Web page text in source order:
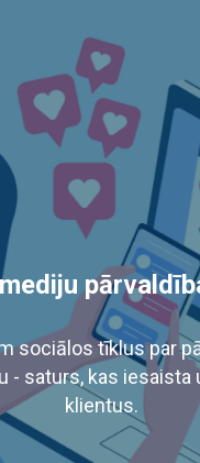
sociālos tīklus par
- saturs, kas iesaista
klientus.